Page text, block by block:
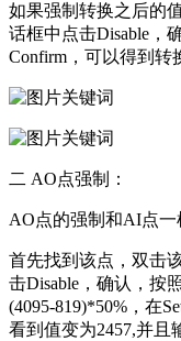
如果强制转换之后的
话框中点击Disable，
Confirm，可以得到转
二 AO点强制：
AO点的强制和AI点一
首先找到该点，双击
击Disable，确认，按
(4095-819)*50%，在
看到值变为2457,并且